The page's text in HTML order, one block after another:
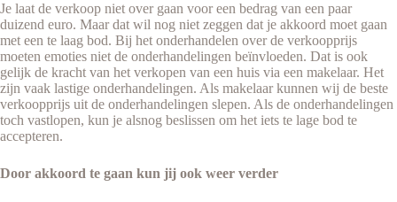
Je laat de verkoop niet over gaan voor een bedrag van een paar
duizend euro. Maar dat wil nog niet zeggen dat je akkoord moet gaan
met een te laag bod. Bij het onderhandelen over de verkoopprijs
moeten emoties niet de onderhandelingen beïnvloeden. Dat is ook
gelijk de kracht van het verkopen van een huis via een makelaar. Het
zijn vaak lastige onderhandelingen. Als makelaar kunnen wij de beste
verkoopprijs uit de onderhandelingen slepen. Als de onderhandelingen
toch vastlopen, kun je alsnog beslissen om het iets te lage bod te
accepteren.
Door akkoord te gaan kun jij ook weer verder